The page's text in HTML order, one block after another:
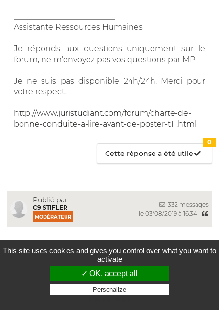
Assistante Ressources Humaines
Je réponds aux questions uniquement sur le
forum, ne m'envoyez pas vos questions par MP.
Je ne suis pas disponible 24h/24h. Merci pour
votre respect.
http://www.juristudiant.com/forum/charte-de-
bonne-conduite-a-lire-avant-de-poster-t11.html
Cette réponse a été utile
0
Publié par
C9 STIFLER
MODÉRATEUR
332 messages
le 03/08/2019 à 16:34
Bonjour,
" La clémence n'est rien qu'un meurtre, si elle
This site uses cookies and gives you control over what you want to
activate
✓ OK, accept all
Personalize